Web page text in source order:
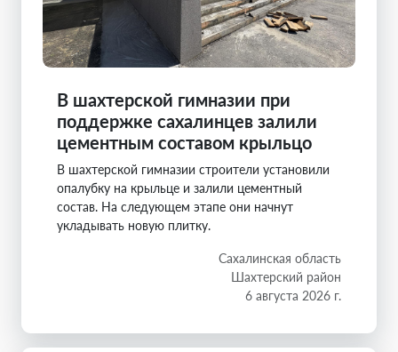
В шахтерской гимназии при
поддержке сахалинцев залили
цементным составом крыльцо
В шахтерской гимназии строители установили
опалубку на крыльце и залили цементный
состав. На следующем этапе они начнут
укладывать новую плитку.
Сахалинская область
Шахтерский район
6 августа 2026 г.